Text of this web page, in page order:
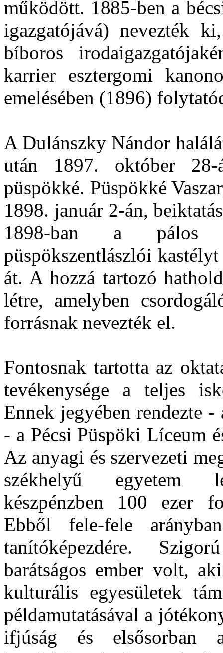
működött. 1885-ben a
igazgatójává) nevezték
bíboros
karrier esztergomi
emelésében (1896)
A Dulánszky Nándor
után 1897. október
püspökké. Püspökké
1898. január 2-án,
1898-ban a pálos
püspökszentlászlói
át. A hozzá tartozó
létre, amelyben
forrásnak nevezték el.
Fontosnak tartotta az
tevékenysége a teljes
Ennek jegyében rendezte
- a Pécsi Püspöki Líceum
Az anyagi és szervezeti
székhelyű egyetem
készpénzben 100 ezer
Ebből fele-fele
tanítóképezdére.
barátságos ember volt,
kulturális egyesületek
példamutatásával a
ifjúság és elsősorban